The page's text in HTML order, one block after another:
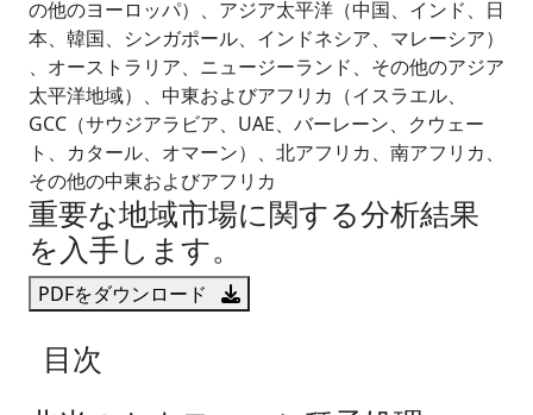
の他のヨーロッパ）、アジア太平洋（中国、インド、日
本、韓国、シンガポール、インドネシア、マレーシア）
、オーストラリア、ニュージーランド、その他のアジア
太平洋地域）、中東およびアフリカ（イスラエル、
GCC（サウジアラビア、UAE、バーレーン、クウェー
ト、カタール、オマーン）、北アフリカ、南アフリカ、
その他の中東およびアフリカ
重要な地域市場に関する分析結果
を入手します。
PDFをダウンロード
目次